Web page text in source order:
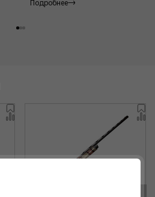
Подробнее